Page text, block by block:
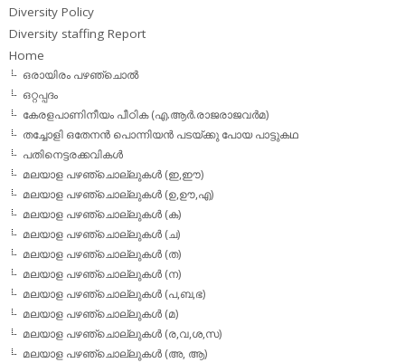
Diversity Policy
Diversity staffing Report
Home
ഒരായിരം പഴഞ്ചൊല്‍
ഒറ്റപ്പദം
കേരളപാണിനീയം പീഠിക (എ.ആര്‍.രാജരാജവര്‍മ)
തച്ചോളി ഒതേനൻ പൊന്നിയൻ പടയ്‌ക്കു പോയ പാട്ടുകഥ
പതിനെട്ടരക്കവികള്‍
മലയാള പഴഞ്ചൊല്ലുകള്‍ (ഇ,ഈ)
മലയാള പഴഞ്ചൊല്ലുകള്‍ (ഉ,ഊ,എ)
മലയാള പഴഞ്ചൊല്ലുകള്‍ (ക)
മലയാള പഴഞ്ചൊല്ലുകള്‍ (ച)
മലയാള പഴഞ്ചൊല്ലുകള്‍ (ത)
മലയാള പഴഞ്ചൊല്ലുകള്‍ (ന)
മലയാള പഴഞ്ചൊല്ലുകള്‍ (പ,ബ,ഭ)
മലയാള പഴഞ്ചൊല്ലുകള്‍ (മ)
മലയാള പഴഞ്ചൊല്ലുകള്‍ (ര,വ,ശ,സ)
മലയാള പഴഞ്ചൊല്ലുകൾ (അ, ആ)